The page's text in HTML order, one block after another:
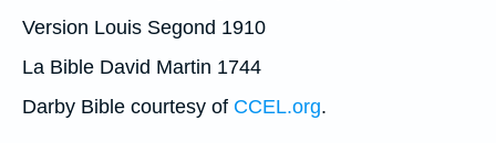
Version Louis Segond 1910
La Bible David Martin 1744
Darby Bible courtesy of CCEL.org.